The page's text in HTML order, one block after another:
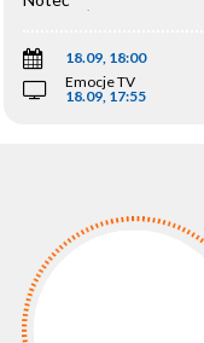
Inowrocław
18.09, 18:00
Emocje TV
18.09, 17:55